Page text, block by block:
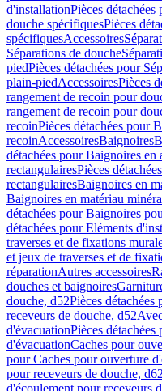
d'installationPièces
douche spécifiquesPièces
spécifiquesAccessoires
Séparations de douche
piedPièces détachées pour
plain-piedAccessoiresPièces
rangement de recoin pour
rangement de recoin pour
recoinPièces détachées pour
recoinAccessoiresBaignoires
détachées pour Baignoires en
rectangulairesPièces
rectangulairesBaignoires en
Baignoires en matériau
détachées pour Baignoires
détachées pour Eléments
traverses et de fixations
et jeux de traverses et de
réparationAutres accessoires
douches et baignoires
douche, d52Pièces
receveurs de douche, d52
d'évacuationPièces
d'évacuationCaches pour
pour Caches pour ouverture
pour receveurs de douche, d62
d'écoulement pour receveurs